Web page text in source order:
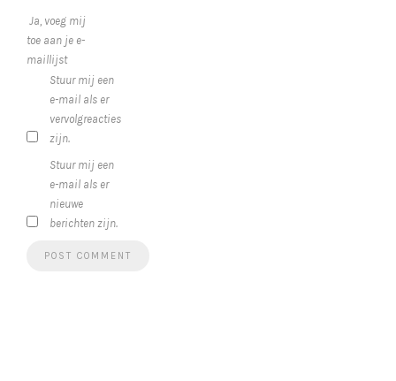
Ja, voeg mij
toe aan je e-
maillijst
Stuur mij een
e-mail als er
vervolgreacties
zijn.
Stuur mij een
e-mail als er
nieuwe
berichten zijn.